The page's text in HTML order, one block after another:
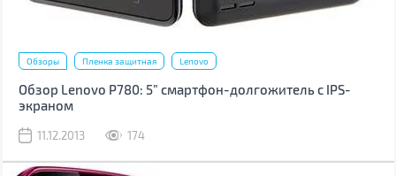
Обзоры Пленка защитная Lenovo
Обзор Lenovo P780: 5” смартфон-долгожитель с IPS-
экраном
11.12.2013 174